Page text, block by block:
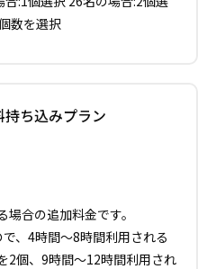
数を選択
ち込みプラン
合の追加料金です。
、4時間～8時間利用される
2個、9時間～12時間利用され